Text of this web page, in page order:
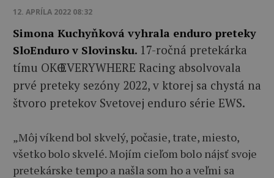
12. APRÍLA 2022 08:32
Simona Kuchyňková vyhrala enduro preteky
SloEnduro v Slovinsku. 17-ročná pretekárka
tímu OKӨ EVERYWHERE Racing absolvovala
prvé preteky sezóny 2022, v ktorej sa chystá na
štvoro pretekov Svetovej enduro série EWS.
„Môj víkend bol skvelý, počasie, trate, miesto,
všetko bolo skvelé. Mojím cieľom bolo nájsť svoje
pretekárske tempo a našla som ho a veľmi sa